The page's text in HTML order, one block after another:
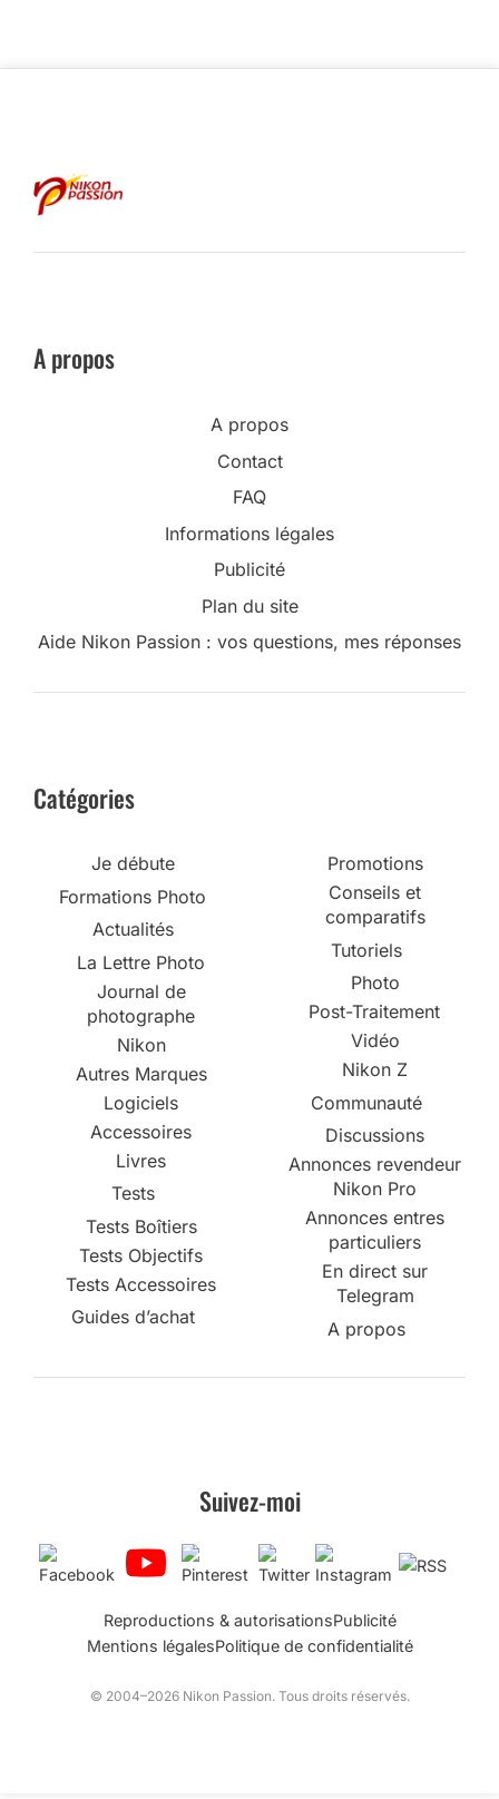
A propos
A propos
Contact
FAQ
Informations légales
Publicité
Plan du site
Aide Nikon Passion : vos questions, mes réponses
Catégories
Je débute
Formations Photo
Actualités
La Lettre Photo
Journal de
photographe
Nikon
Autres Marques
Logiciels
Accessoires
Livres
Tests
Tests Boîtiers
Tests Objectifs
Tests Accessoires
Guides d’achat
Promotions
Conseils et
comparatifs
Tutoriels
Photo
Post-Traitement
Vidéo
Nikon Z
Communauté
Discussions
Annonces revendeur
Nikon Pro
Annonces entres
particuliers
En direct sur
Telegram
A propos
Suivez-moi
Reproductions & autorisationsPublicité
Mentions légalesPolitique de confidentialité
© 2004–2026 Nikon Passion. Tous droits réservés.